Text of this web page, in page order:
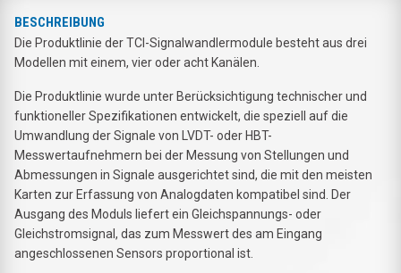
BESCHREIBUNG
Die Produktlinie der TCI-Signalwandlermodule besteht aus drei
Modellen mit einem, vier oder acht Kanälen.
Die Produktlinie wurde unter Berücksichtigung technischer und
funktioneller Spezifikationen entwickelt, die speziell auf die
Umwandlung der Signale von LVDT- oder HBT-
Messwertaufnehmern bei der Messung von Stellungen und
Abmessungen in Signale ausgerichtet sind, die mit den meisten
Karten zur Erfassung von Analogdaten kompatibel sind. Der
Ausgang des Moduls liefert ein Gleichspannungs- oder
Gleichstromsignal, das zum Messwert des am Eingang
angeschlossenen Sensors proportional ist.